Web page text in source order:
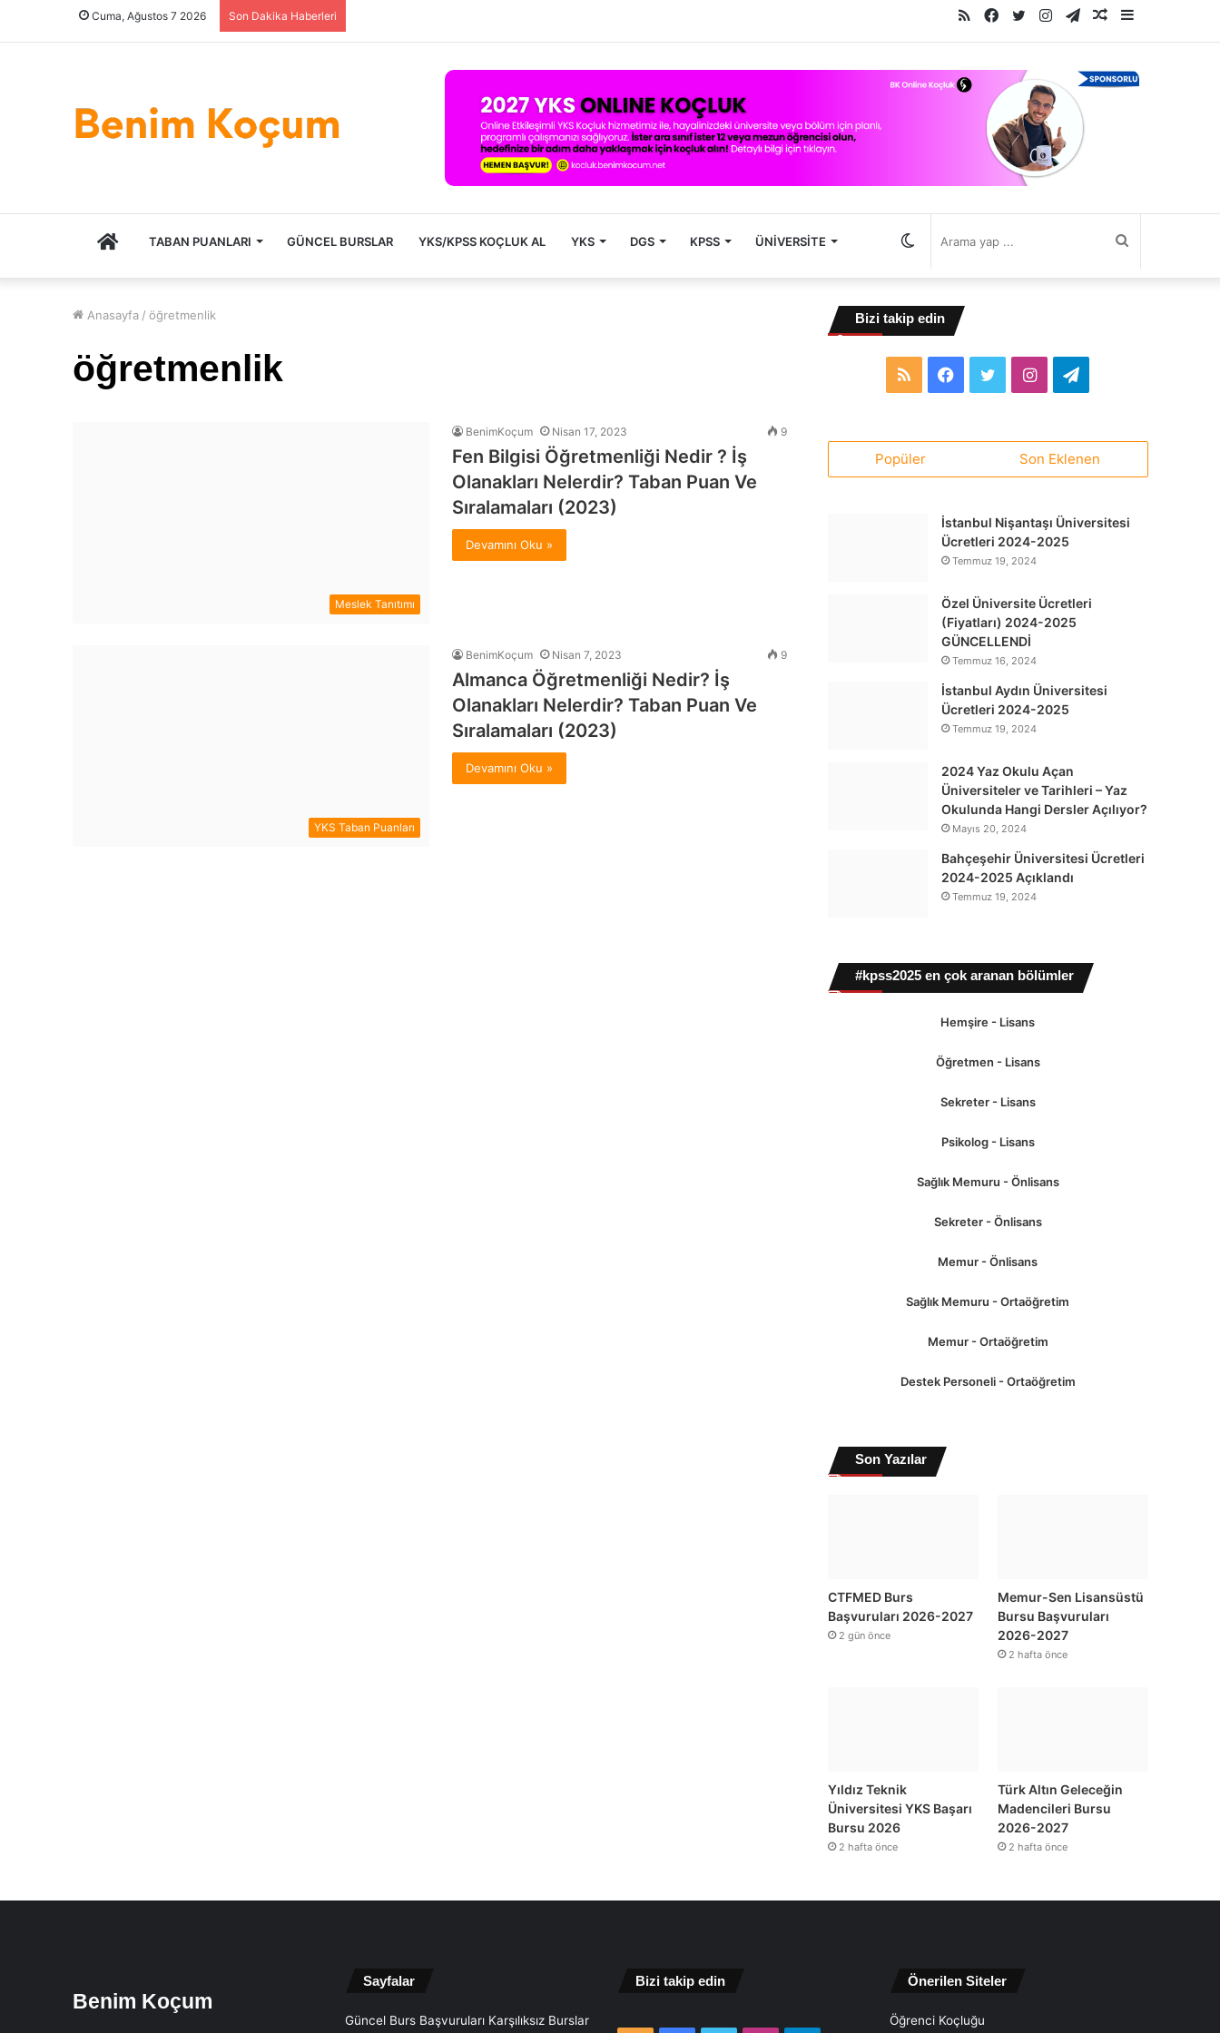
Cuma, Ağustos 7 2026 Son Dakika Haberleri
Kenar
Bölmesi
Rastgele
Makale
Telegram
Instagram
Twitter
Facebook
RSS
ANASAYFATABAN PUANLARI GÜNCEL BURSLAR YKS/KPSS KOÇLUK AL YKS DGS KPSS ÜNIVERSITE
Anasayfa / öğretmenlik
öğretmenlik
Meslek Tanıtımı
BenimKoçum Nisan 17, 2023 9
Fen Bilgisi Öğretmenliği Nedir ? İş
Olanakları Nelerdir? Taban Puan Ve
Sıralamaları (2023)
Devamını Oku »
YKS Taban Puanları
BenimKoçum Nisan 7, 2023 9
Almanca Öğretmenliği Nedir? İş
Olanakları Nelerdir? Taban Puan Ve
Sıralamaları (2023)
Devamını Oku »
Bizi takip edin
RSS Facebook
TwitterInstagramTelegram
Popüler Son Eklenen
İstanbul Nişantaşı Üniversitesi
Ücretleri 2024-2025
Temmuz 19, 2024
Özel Üniversite Ücretleri
(Fiyatları) 2024-2025
GÜNCELLENDİ
Temmuz 16, 2024
İstanbul Aydın Üniversitesi
Ücretleri 2024-2025
Temmuz 19, 2024
2024 Yaz Okulu Açan
Üniversiteler ve Tarihleri – Yaz
Okulunda Hangi Dersler Açılıyor?
Mayıs 20, 2024
Bahçeşehir Üniversitesi Ücretleri
2024-2025 Açıklandı
Temmuz 19, 2024
#kpss2025 en çok aranan bölümler
Hemşire - Lisans
Öğretmen - Lisans
Sekreter - Lisans
Psikolog - Lisans
Sağlık Memuru - Önlisans
Sekreter - Önlisans
Memur - Önlisans
Sağlık Memuru - Ortaöğretim
Memur - Ortaöğretim
Destek Personeli - Ortaöğretim
Son Yazılar
CTFMED Burs
Başvuruları 2026-2027
2 gün önce
Memur-Sen Lisansüstü
Bursu Başvuruları
2026-2027
2 hafta önce
Yıldız Teknik
Üniversitesi YKS Başarı
Bursu 2026
2 hafta önce
Türk Altın Geleceğin
Madencileri Bursu
2026-2027
2 hafta önce
Benim Koçum
Sayfalar
Güncel Burs Başvuruları Karşılıksız Burslar
Bizi takip edin Önerilen Siteler
Öğrenci Koçluğu